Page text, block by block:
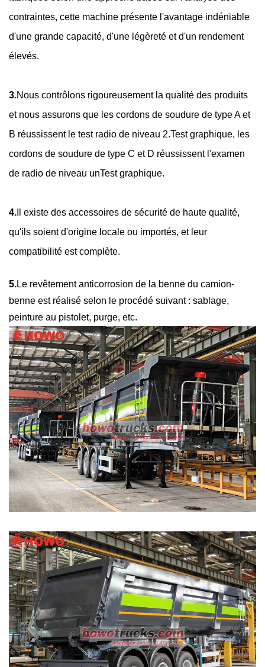
contraintes, cette machine présente l'avantage indéniable
d'une grande capacité, d'une légèreté et d'un rendement
élevés.
3.Nous contrôlons rigoureusement la qualité des produits
et nous assurons que les cordons de soudure de type A et
B réussissent le test radio de niveau 2.Test graphique, les
cordons de soudure de type C et D réussissent l'examen
de radio de niveau unTest graphique.
4. Il existe des accessoires de sécurité de haute qualité,
qu'ils soient d'origine locale ou importés, et leur
compatibilité est complète.
5.Le revêtement anticorrosion de la benne du camion-
benne est réalisé selon le procédé suivant : sablage,
peinture au pistolet, purge, etc.